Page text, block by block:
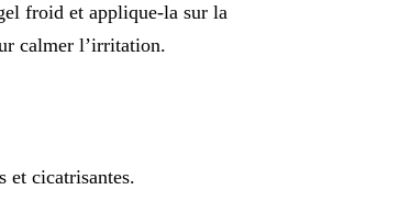
froid et applique-la sur la
calmer l’irritation.
et cicatrisantes.